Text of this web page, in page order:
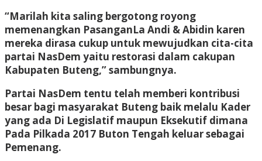
“Marilah kita saling bergotong royong
memenangkan PasanganLa Andi & Abidin karen
mereka dirasa cukup untuk mewujudkan cita-cita
partai NasDem yaitu restorasi dalam cakupan
Kabupaten Buteng,” sambungnya.
Partai NasDem tentu telah memberi kontribusi
besar bagi masyarakat Buteng baik melalu Kader
yang ada Di Legislatif maupun Eksekutif dimana
Pada Pilkada 2017 Buton Tengah keluar sebagai
Pemenang.